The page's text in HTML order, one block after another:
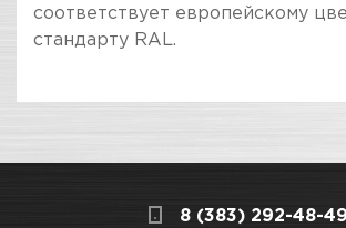
соответствует европейскому
стандарту RAL.
получение товара максимально
8 (383) 292-48-49